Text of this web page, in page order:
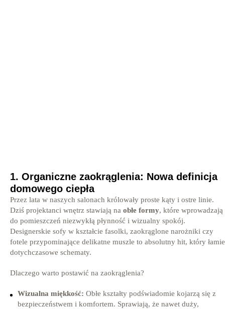
1. Organiczne zaokrąglenia: Nowa definicja
domowego ciepła
Przez lata w naszych salonach królowały proste kąty i ostre linie.
Dziś projektanci wnętrz stawiają na obłe formy, które wprowadzają
do pomieszczeń niezwykłą płynność i wizualny spokój.
Designerskie sofy w kształcie fasolki, zaokrąglone narożniki czy
fotele przypominające delikatne muszle to absolutny hit, który łamie
dotychczasowe schematy.
Dlaczego warto postawić na zaokrąglenia?
Wizualna miękkość: Obłe kształty podświadomie kojarzą się z
bezpieczeństwem i komfortem. Sprawiają, że nawet duży,